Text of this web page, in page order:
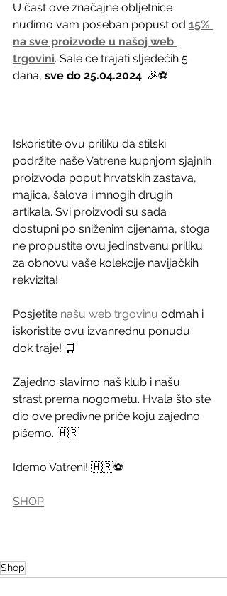
U čast ove značajne obljetnice
nudimo vam poseban popust od 15%
na sve proizvode u našoj web
trgovini. Sale će trajati sljedećih 5
dana, sve do 25.04.2024. 🎉⚽️
Iskoristite ovu priliku da stilski
podržite naše Vatrene kupnjom sjajnih
proizvoda poput hrvatskih zastava,
majica, šalova i mnogih drugih
artikala. Svi proizvodi su sada
dostupni po sniženim cijenama, stoga
ne propustite ovu jedinstvenu priliku
za obnovu vaše kolekcije navijačkih
rekvizita!
Posjetite našu web trgovinu odmah i
iskoristite ovu izvanrednu ponudu
dok traje! 🛒
Zajedno slavimo naš klub i našu
strast prema nogometu. Hvala što ste
dio ove predivne priče koju zajedno
pišemo. 🇭🇷
Idemo Vatreni! 🇭🇷⚽️
SHOP
Shop